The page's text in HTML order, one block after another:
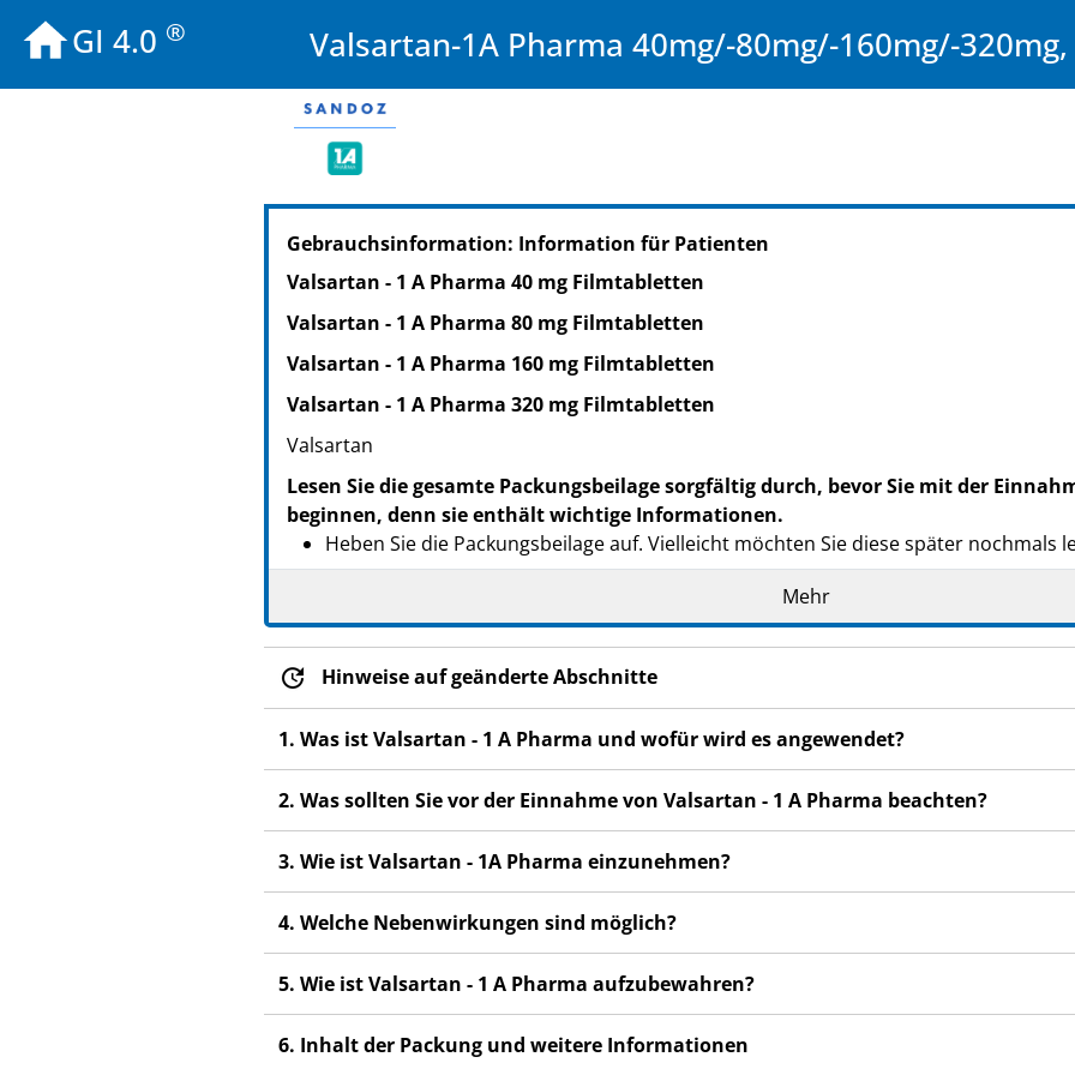
GI 4.0 ® Valsartan-1A Pharma 40mg/-80mg/-160mg/-
PZN: 07581224
PPN: 110758122438
NTIN: 04150075812247
Gebrauchsinformation: Information für Patienten
Valsartan - 1 A Pharma 40 mg Filmtabletten
Valsartan - 1 A Pharma 80 mg Filmtabletten
Valsartan - 1 A Pharma 160 mg Filmtabletten
Valsartan - 1 A Pharma 320 mg Filmtabletten
Valsartan
Lesen Sie die gesamte Packungsbeilage sorgfältig durch, bevor Sie mit der
beginnen, denn sie enthält wichtige Informationen.
Heben Sie die Packungsbeilage auf. Vielleicht möchten Sie diese später nochmals
Wenn Sie weitere Fragen haben, wenden Sie sich an Ihren Arzt oder Apotheker.
Dieses Arzneimittel wurde Ihnen persönlich verschrieben. Geben Sie es nicht an
anderen Menschen schaden, auch wenn diese die gleichen Beschwerden haben
Wenn Sie Nebenwirkungen bemerken, wenden Sie sich an Ihren Arzt oder
Nebenwirkungen, die nicht in dieser Packungsbeilage angegeben sind. Siehe
Mehr
Hinweise auf geänderte Abschnitte
1. Was ist Valsartan - 1 A Pharma und wofür wird es angewendet?
2. Was sollten Sie vor der Einnahme von Valsartan - 1 A Pharma beachten?
3. Wie ist Valsartan - 1A Pharma einzunehmen?
4. Welche Nebenwirkungen sind möglich?
5. Wie ist Valsartan - 1 A Pharma aufzubewahren?
6. Inhalt der Packung und weitere Informationen